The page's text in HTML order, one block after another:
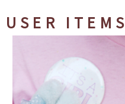
USER ITEMS